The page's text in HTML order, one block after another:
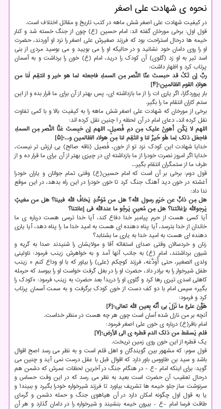
نحوه ی شهادت علی اصغر
در کیفیت شهادت علی اصغر شش ماهه در کتب تاریخ و مقاتل اختلاف است.
قول اول: برخی مورخان گفته اند: امام حسین (ع) چون از جنگ خسته شد و کنار
خیمه ها درحال استراحت بود که فرزند صغیرش علی اصغر را نزد او آوردند، حضرت
او را روی دامان خود نشانید و در حالیکه او را می بویید و می بوسید مردی از بنی
اسد تیر به او زد (گلوی) آن کودک را درید، امام (ع) خون را برداشت و به آسمان
پرتاب کرد و اظهار داشت:
ربِّ إن تَکُ قد حبستَ عنّا النَّصر مِن السماءِ فاجعله لما هو خیر و انتقِم لَنا من
هولاءِ القوم الظالمین؛[۴]
بار پروردگارا، اگر یاری ات را از ما بازداشته ای، پس بهتر از آن برای ما قرار بده و از این
ستم کاران انتقام ما را بگیر.
برخی از مورخان که شهادت علی اصغر شش ماهه را به کیفیت بالا و با کمی تفاوت
نقل کرده اند، دعای امام در آن لحظه ر ا چنین نقل کرده اند:
اللهم لا یَکُن أهونُ علیک مِن دمِ فُصیلٍ، اللهم إن حَبِستَ عَنَّا النَّصر مِن السماءِ
فاجعَل ذلک لِما هُو خَیرٌ لنا و انتَقِم لنا مِن هولاء الظالمین و...؛[۵]
خدایا شهادت این کودک نزد تو از خون، فُصیل (ناقه صالح) بی ارزش تر نیست،
خدایا اگر امروز نصرت خودرا از ما بازداشته ای در چیزی بهتر از آن برای ما قرار ده و از
طرف ما از ستمگران انتقام بگیر...
قول دوم: برخی بر آن است که امام حسین(ع) وقتی تمام جوانان و یاران خودرا
آغشته در خون دید آهنگ جنگ کرد تا خون خودرا در این راه بدهد، در این موقع
ندا داد:
هل مِن ذابٍّ عن حَرَمِ رسول الله؟ هل من مُوَحِّدٍ یَخافُ الله فبینا؟ هل من مغیثٍ
یَرجوالله بإغاثتنا؟ هل مِن مُعینٍ یَرجُو ما عندالله فی إعانتنا؟
آیا کسی هست از حرم پیامبر خدا دفاع کند، آیا خدا ترسی هست درباره ی ما
خاندان از خدا بترسد، آیا پناه دهنده ای هست به امید خدا ما را پناه دهد، آیا یاری
دهنده ای هست به امید خدا به یاری ما بشتابد؟
زنان و خردسالان وقتی صدای استغاثه آقا و مولایشان را شنیدند صدا به گریه و
شیون برداشتند، امام (ع) به جانب آنها آمد و به خواهرش زینب فرمود: ناولینی
ولدی الصغیر، حتی أُوَدَّعَه، فرزند کوچکم (علی) را بیاور که با او وداع کنم « زینب
طفل شیرخوار را به برادر داد، حضرت او را در بغل گرفت خواست او را ببوسد که حرمله
کاهلی اسدی تیری رها کرد و گلوی او را درید! بعد حضرت به زینب فرمود: «کودک را
بگیر» سپس امام با دو کف دست از خون کودک برگرفت و به سمت آسمان پرتاب
کرد و فرمود:
هَوَّنَ علیَّ ما نَزَلَ بی أنّه بِعین الله تعالی؛[۶]
آنچه بر من نازل شده آسان است چون هر چه هست در منظر خداست.
امام باقر(ع) درباره ی خون علی اصغر فرمود:
فلم یَسقط من ذلک الدم قطره ی الی الأرض؛[۷]
یک قطره از این خون روی زمین نریخت.
قول سوم: که مشهور بین گویندگان و اهل قلم است و به نظر می رسد اصح اقوال
باشد و سید بن طاووس باور دارد که اقوال قبل با عقل درست نمی آید و چنین می
گوید: برای اینکه امام -ع - در هنگام جنگ در آخرین لحظات عمرش که دشمن هم
درحال تعقیب آن حضرت است بعید به نظر می رسد که در این وقت حساس و
سرنوشت ساز جلو خیمه ها تشریف بیاورد تا فرزند شیرخواره خودرا بگیرد و ببیند۱ و
یا به قول اول چگونه امکان دارد در آن هیاهوی جنگ و حمله دشمن و گرمای
طاقت فرسا امام -ع - بیرون خیمه بنشیند و شیرخواره را در دامان گذارد و هر آن